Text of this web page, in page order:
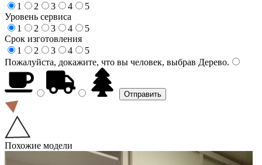
1
2 3 4
5
Уровень сервиса
1
2 3 4
5
Срок изготовления
1
2 3 4
5
Пожалуйста, докажите, что вы человек, выбрав Дерево.
Похожие модели